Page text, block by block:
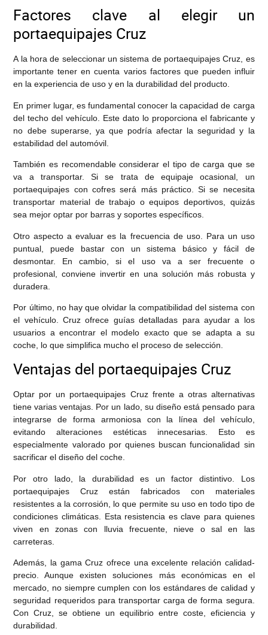
Factores clave al elegir un
portaequipajes Cruz
A la hora de seleccionar un sistema de portaequipajes Cruz, es
importante tener en cuenta varios factores que pueden influir
en la experiencia de uso y en la durabilidad del producto.
En primer lugar, es fundamental conocer la capacidad de carga
del techo del vehículo. Este dato lo proporciona el fabricante y
no debe superarse, ya que podría afectar la seguridad y la
estabilidad del automóvil.
También es recomendable considerar el tipo de carga que se
va a transportar. Si se trata de equipaje ocasional, un
portaequipajes con cofres será más práctico. Si se necesita
transportar material de trabajo o equipos deportivos, quizás
sea mejor optar por barras y soportes específicos.
Otro aspecto a evaluar es la frecuencia de uso. Para un uso
puntual, puede bastar con un sistema básico y fácil de
desmontar. En cambio, si el uso va a ser frecuente o
profesional, conviene invertir en una solución más robusta y
duradera.
Por último, no hay que olvidar la compatibilidad del sistema con
el vehículo. Cruz ofrece guías detalladas para ayudar a los
usuarios a encontrar el modelo exacto que se adapta a su
coche, lo que simplifica mucho el proceso de selección.
Ventajas del portaequipajes Cruz
Optar por un portaequipajes Cruz frente a otras alternativas
tiene varias ventajas. Por un lado, su diseño está pensado para
integrarse de forma armoniosa con la línea del vehículo,
evitando alteraciones estéticas innecesarias. Esto es
especialmente valorado por quienes buscan funcionalidad sin
sacrificar el diseño del coche.
Por otro lado, la durabilidad es un factor distintivo. Los
portaequipajes Cruz están fabricados con materiales
resistentes a la corrosión, lo que permite su uso en todo tipo de
condiciones climáticas. Esta resistencia es clave para quienes
viven en zonas con lluvia frecuente, nieve o sal en las
carreteras.
Además, la gama Cruz ofrece una excelente relación calidad-
precio. Aunque existen soluciones más económicas en el
mercado, no siempre cumplen con los estándares de calidad y
seguridad requeridos para transportar carga de forma segura.
Con Cruz, se obtiene un equilibrio entre coste, eficiencia y
durabilidad.